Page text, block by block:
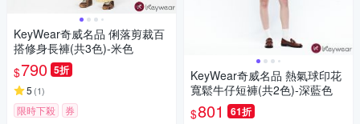
KeyWear奇威名品 俐落剪裁百
搭修身長褲(共3色)-米色
$790 5折
5 (1)
限時下殺 券
KeyWear奇威名品 熱氣球印花
寬鬆牛仔短褲(共2色)-深藍色
$801 61折